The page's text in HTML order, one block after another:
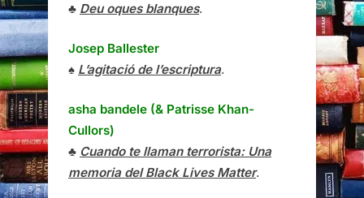
♣ Deu oques blanques.
Josep Ballester
♠ L’agitació de l’escriptura.
asha bandele (& Patrisse Khan-
Cullors)
♣ Cuando te llaman terrorista: Una
memoria del Black Lives Matter.